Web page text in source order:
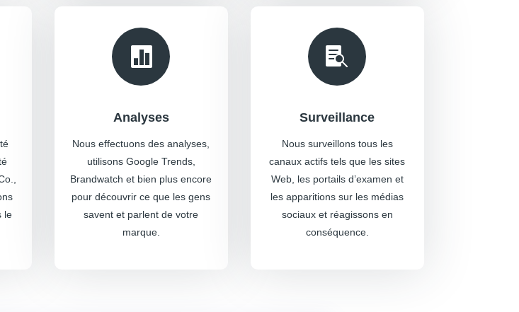
le

Analyses
Nous effectuons des analyses,
utilisons Google Trends,
Brandwatch et bien plus encore
pour découvrir ce que les gens
savent et parlent de votre
marque.

Surveillance
Nous surveillons tous les
canaux actifs tels que les sites
Web, les portails d’examen et
les apparitions sur les médias
sociaux et réagissons en
conséquence.